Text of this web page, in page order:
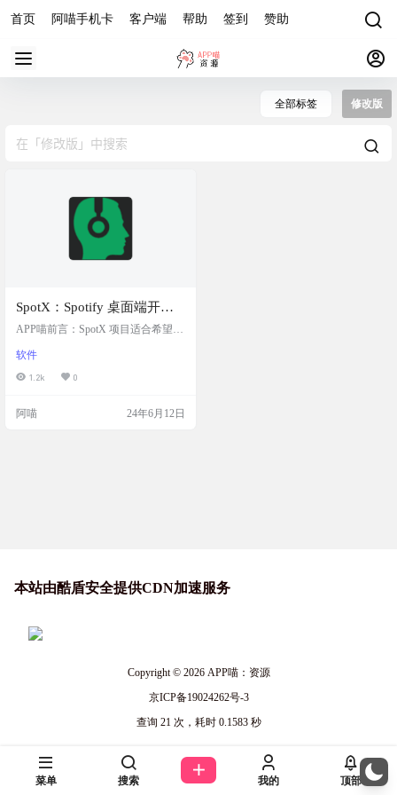
首页 阿喵手机卡 客户端 帮助 签到 赞助
全部标签 修改版
SpotX：Spotify 桌面端开源
修改版
APP喵前言：SpotX 项目适合希望自
体验的用户，尤其是那些想阻止广
告和尝试新功能的用户。 软件简介
和实现其他功能来增强 Spotify 用户
软件
1.2k 0
阿喵 24年6月12日
本站由酷盾安全提供CDN加速服务
Copyright © 2026APP喵：资源
京ICP备19024262号-3
查询 21 次，耗时 0.1583 秒
菜单 搜索 我的 顶部